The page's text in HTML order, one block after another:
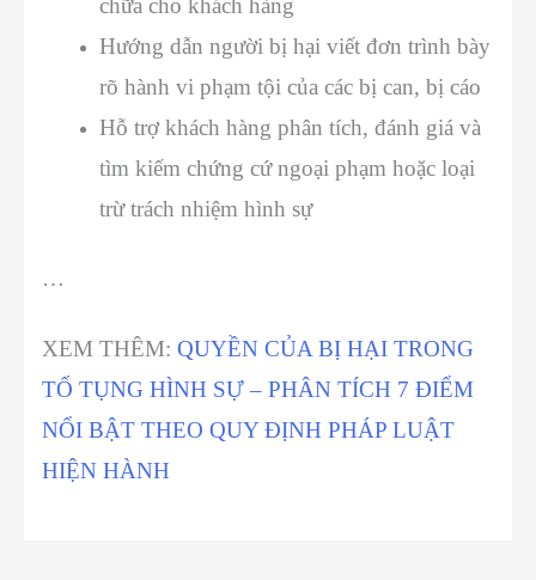
chữa cho khách hàng
Hướng dẫn người bị hại viết đơn trình bày
rõ hành vi phạm tội của các bị can, bị cáo
Hỗ trợ khách hàng phân tích, đánh giá và
tìm kiếm chứng cứ ngoại phạm hoặc loại
trừ trách nhiệm hình sự
…
XEM THÊM: QUYỀN CỦA BỊ HẠI TRONG
TỐ TỤNG HÌNH SỰ – PHÂN TÍCH 7 ĐIỂM
NỔI BẬT THEO QUY ĐỊNH PHÁP LUẬT
HIỆN HÀNH